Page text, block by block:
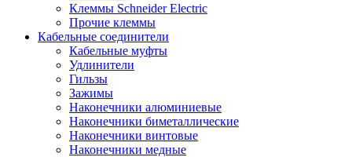
Клеммы Schneider Electric
Прочие клеммы
Кабельные соединители
Кабельные муфты
Удлинители
Гильзы
Зажимы
Наконечники алюминиевые
Наконечники биметаллические
Наконечники винтовые
Наконечники медные